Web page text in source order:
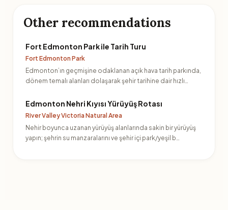
Other recommendations
Fort Edmonton Park ile Tarih Turu
Fort Edmonton Park
Edmonton’ın geçmişine odaklanan açık hava tarih parkında,
dönem temalı alanları dolaşarak şehir tarihine dair hızlı…
Edmonton Nehri Kıyısı Yürüyüş Rotası
River Valley Victoria Natural Area
Nehir boyunca uzanan yürüyüş alanlarında sakin bir yürüyüş
yapın; şehrin su manzaralarını ve şehir içi park/yeşil b…